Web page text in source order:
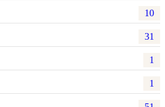
10
31
1
1